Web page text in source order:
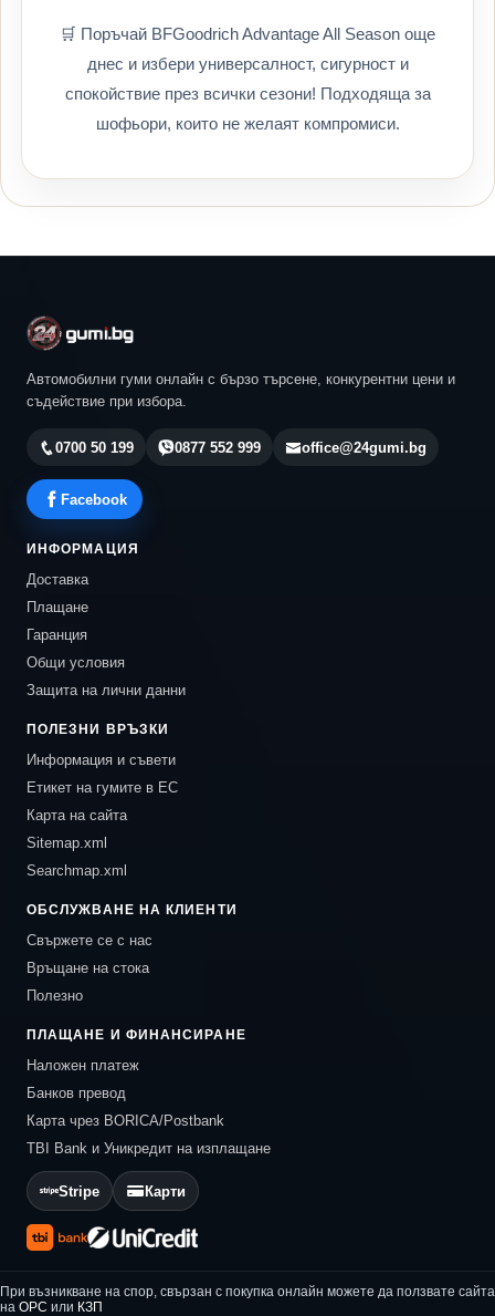
🛒 Поръчай BFGoodrich Advantage All Season още
днес и избери универсалност, сигурност и
спокойствие през всички сезони! Подходяща за
шофьори, които не желаят компромиси.
Автомобилни гуми онлайн с бързо търсене, конкурентни цени и
съдействие при избора.
0700 50 199 0877 552 999 office@24gumi.bg
Facebook
ИНФОРМАЦИЯ
Доставка
Плащане
Гаранция
Общи условия
Защита на лични данни
ПОЛЕЗНИ ВРЪЗКИ
Информация и съвети
Етикет на гумите в ЕС
Карта на сайта
Sitemap.xml
Searchmap.xml
ОБСЛУЖВАНЕ НА КЛИЕНТИ
Свържете се с нас
Връщане на стока
Полезно
ПЛАЩАНЕ И ФИНАНСИРАНЕ
Наложен платеж
Банков превод
Карта чрез BORICA/Postbank
TBI Bank и Уникредит на изплащане
Stripe Карти
При възникване на спор, свързан с покупка онлайн можете да ползвате сайта
на ОРС или КЗП